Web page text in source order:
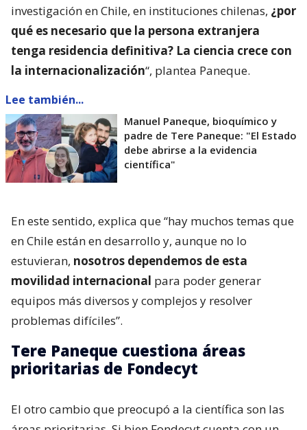
investigación en Chile, en instituciones chilenas, ¿por
qué es necesario que la persona extranjera
tenga residencia definitiva? La ciencia crece con
la internacionalización“, plantea Paneque.
Lee también...
Manuel Paneque, bioquímico y
padre de Tere Paneque: "El Estado
debe abrirse a la evidencia
científica"
En este sentido, explica que “hay muchos temas que
en Chile están en desarrollo y, aunque no lo
estuvieran, nosotros dependemos de esta
movilidad internacional para poder generar
equipos más diversos y complejos y resolver
problemas difíciles”.
Tere Paneque cuestiona áreas
prioritarias de Fondecyt
El otro cambio que preocupó a la científica son las